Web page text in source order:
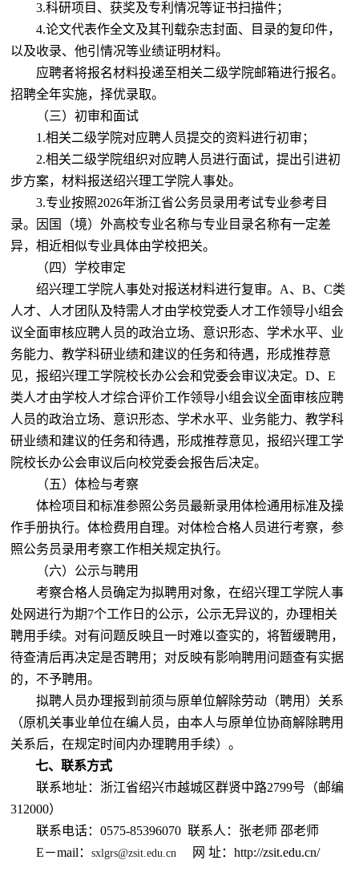
3.科研项目、获奖及专利情况等证书扫描件；
4.论文代表作全文及其刊载杂志封面、目录的复印件，
以及收录、他引情况等业绩证明材料。
应聘者将报名材料投递至相关二级学院邮箱进行报名。
招聘全年实施，择优录取。
（三）初审和面试
1.相关二级学院对应聘人员提交的资料进行初审；
2.相关二级学院组织对应聘人员进行面试，提出引进初
步方案，材料报送绍兴理工学院人事处。
3.专业按照2026年浙江省公务员录用考试专业参考目
录。因国（境）外高校专业名称与专业目录名称有一定差
异，相近相似专业具体由学校把关。
（四）学校审定
绍兴理工学院人事处对报送材料进行复审。 A、B、C类
人才、人才团队及特需人才由学校党委人才工作领导小组会
议全面审核应聘人员的政治立场、意识形态、学术水平、业
务能力、教学科研业绩和建议的任务和待遇，形成推荐意
见，报绍兴理工学院校长办公会和党委会审议决定。D、E
类人才由学校人才综合评价工作领导小组会议全面审核应聘
人员的政治立场、意识形态、学术水平、业务能力、教学科
研业绩和建议的任务和待遇，形成推荐意见，报绍兴理工学
院校长办公会审议后向校党委会报告后决定。
（五）体检与考察
体检项目和标准参照公务员最新录用体检通用标准及操
作手册执行。体检费用自理。对体检合格人员进行考察，参
照公务员录用考察工作相关规定执行。
（六）公示与聘用
考察合格人员确定为拟聘用对象，在绍兴理工学院人事
处网进行为期7个工作日的公示，公示无异议的，办理相关
聘用手续。对有问题反映且一时难以查实的，将暂缓聘用，
待查清后再决定是否聘用；对反映有影响聘用问题查有实据
的，不予聘用。
拟聘人员办理报到前须与原单位解除劳动（聘用）关系
（原机关事业单位在编人员，由本人与原单位协商解除聘用
关系后，在规定时间内办理聘用手续）。
七、联系方式
联系地址：浙江省绍兴市越城区群贤中路2799号（邮编
312000）
联系电话：0575-85396070 联系人：张老师 邵老师
E－mail：sxlgrs@zsit.edu.cn 网 址：http://zsit.edu.cn/